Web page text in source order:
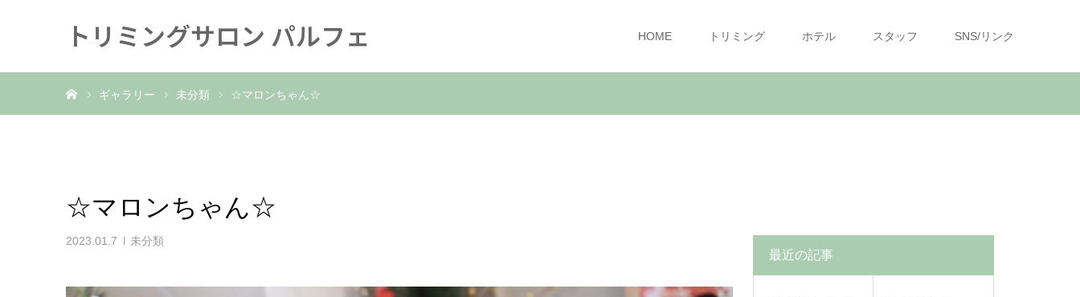
トリミングサロン パルフェ HOME トリミング ホテル スタッフ SNS/リンク
ギャラリー 未分類 ☆マロンちゃん☆
☆マロンちゃん☆
2023.01.7 未分類
最近の記事